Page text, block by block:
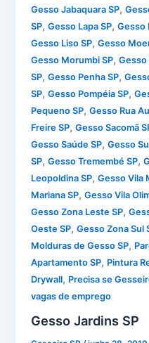
Gesso Jabaquara SP,
SP,Gesso Lapa SP,Gesso
Gesso Liso SP,Gesso
Gesso Morumbi SP,Gesso
SP,Gesso Penha SP,
SP,Gesso Pompéia SP,
Pequeno SP,Gesso Rua
Freire SP,Gesso Sacomã
Gesso Saúde SP,Gesso
SP,Gesso Tremembé SP,
Leopoldina SP,Gesso Vila
Mariana SP,Gesso Vila
Gesso Zona Leste SP,
Oeste SP,Gesso Zona Sul
Molduras de Gesso SP,
Apartamento SP, Pintura
Drywall, Precisa se
vagas de emprego
Gesso Jardins SP